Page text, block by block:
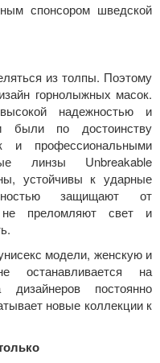
спонсором шведской
из толпы. Поэтому
горнолыжных масок.
надежностью и
были по достоинству
и профессиональными
линзы Unbreakable
устойчивы к ударные
защищают от
не преломляют свет и
модели, женскую и
останавливается на
дизайнеров постоянно
новые коллекции к